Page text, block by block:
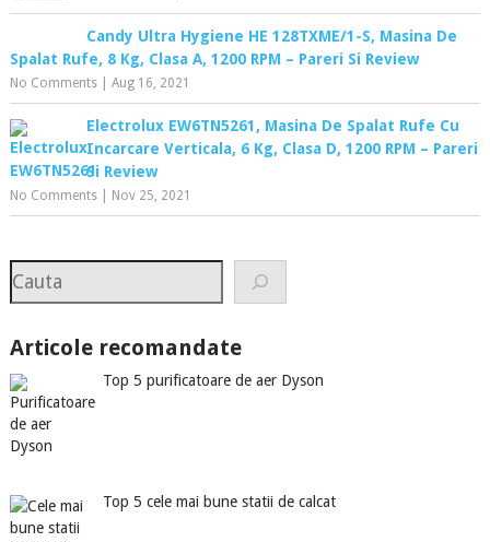
Candy Ultra Hygiene HE 128TXME/1-S, Masina De
Spalat Rufe, 8 Kg, Clasa A, 1200 RPM – Pareri Si Review
No Comments| Aug 16, 2021
Electrolux EW6TN5261, Masina De Spalat Rufe Cu
Incarcare Verticala, 6 Kg, Clasa D, 1200 RPM – Pareri
Si Review
No Comments| Nov 25, 2021
Search
Articole recomandate
Top 5 purificatoare de aer Dyson
Top 5 cele mai bune statii de calcat